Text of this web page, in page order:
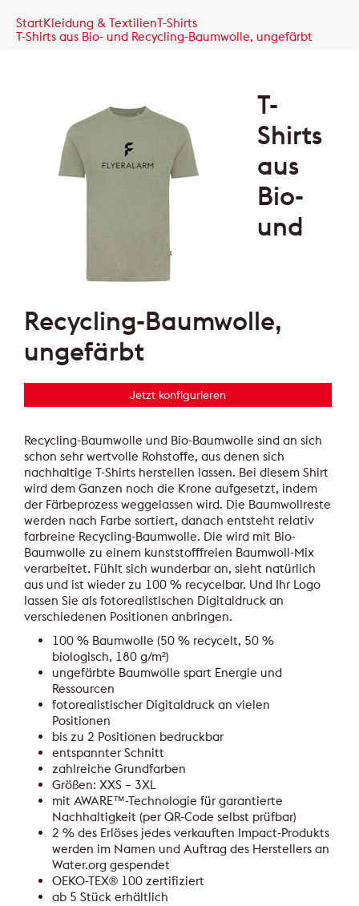
StartKleidung & TextilienT-Shirts
T-Shirts aus Bio- und Recycling-Baumwolle, ungefärbt
T-
Shirts
aus
Bio-
und
Recycling-Baumwolle,
ungefärbt
Jetzt konfigurieren
Recycling-Baumwolle und Bio-Baumwolle sind an sich
schon sehr wertvolle Rohstoffe, aus denen sich
nachhaltige T-Shirts herstellen lassen. Bei diesem Shirt
wird dem Ganzen noch die Krone aufgesetzt, indem
der Färbeprozess weggelassen wird. Die Baumwollreste
werden nach Farbe sortiert, danach entsteht relativ
farbreine Recycling-Baumwolle. Die wird mit Bio-
Baumwolle zu einem kunststofffreien Baumwoll-Mix
verarbeitet. Fühlt sich wunderbar an, sieht natürlich
aus und ist wieder zu 100 % recycelbar. Und Ihr Logo
lassen Sie als fotorealistischen Digitaldruck an
verschiedenen Positionen anbringen.
100 % Baumwolle (50 % recycelt, 50 %
biologisch, 180 g/m²)
ungefärbte Baumwolle spart Energie und
Ressourcen
fotorealistischer Digitaldruck an vielen
Positionen
bis zu 2 Positionen bedruckbar
entspannter Schnitt
zahlreiche Grundfarben
Größen: XXS – 3XL
mit AWARE™-Technologie für garantierte
Nachhaltigkeit (per QR-Code selbst prüfbar)
2 % des Erlöses jedes verkauften Impact-Produkts
werden im Namen und Auftrag des Herstellers an
Water.org gespendet
OEKO-TEX® 100 zertifiziert
ab 5 Stück erhältlich